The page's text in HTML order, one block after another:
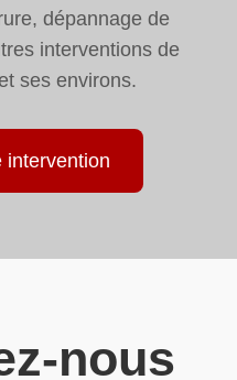
dépannage de
interventions de
ses environs.
intervention
nous